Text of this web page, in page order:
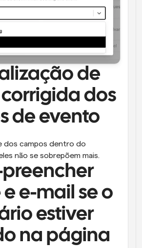
de
dos
de evento
dos campos dentro do
não se sobrepõem mais.
preencher
e-mail se o
estiver
na página